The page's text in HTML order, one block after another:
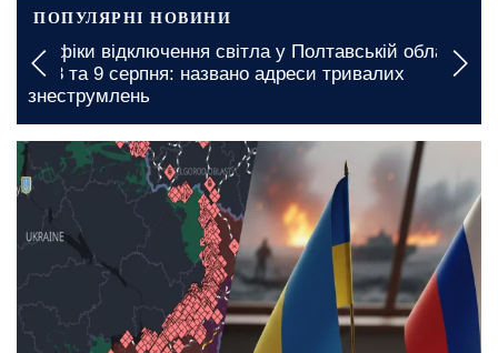
ПОПУЛЯРНІ НОВИНИ
Графіки відключення світла у Полтавській області
на 8 та 9 серпня: названо адреси тривалих
знеструмлень
5 серпня, 09:00